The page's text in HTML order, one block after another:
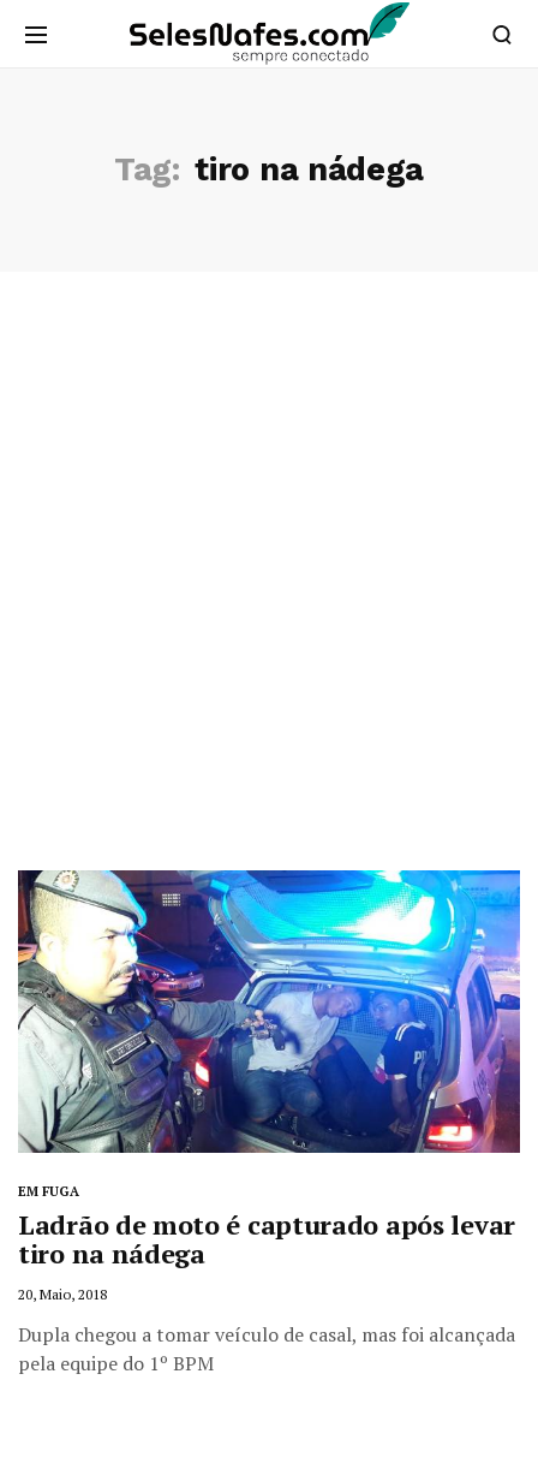
Tag: tiro na nádega
EM FUGA
Ladrão de moto é capturado após levar
tiro na nádega
20, Maio, 2018
Dupla chegou a tomar veículo de casal, mas foi alcançada
pela equipe do 1º BPM